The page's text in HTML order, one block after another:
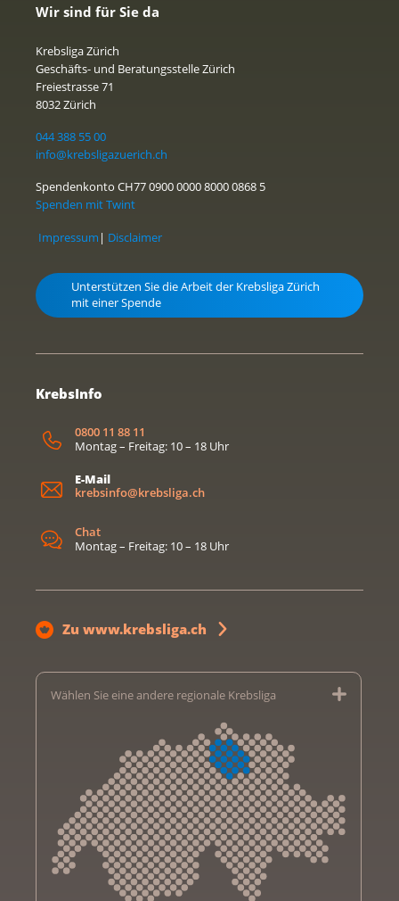
Wir sind für Sie da
Krebsliga Zürich
Geschäfts- und Beratungsstelle Zürich
Freiestrasse 71
8032 Zürich
044 388 55 00
info@krebsligazuerich.ch
Spendenkonto CH77 0900 0000 8000 0868 5
Spenden mit Twint
Impressum | Disclaimer
Unterstützen Sie die Arbeit der Krebsliga Zürich
mit einer Spende
KrebsInfo
0800 11 88 11
Montag – Freitag: 10 – 18 Uhr
E-Mail
krebsinfo@krebsliga.ch
Chat
Montag – Freitag: 10 – 18 Uhr
Zu www.krebsliga.ch
Wählen Sie eine andere regionale Krebsliga